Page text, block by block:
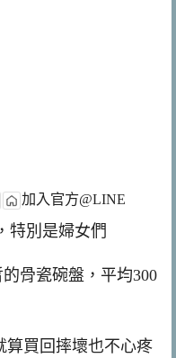
加入官方@LINE
特別是婦女們
骨瓷碗盤，平均300
算買回摔壞也不心疼